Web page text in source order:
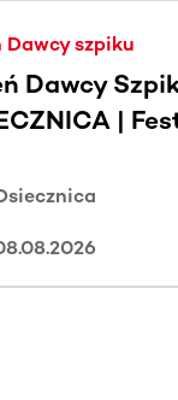
poziomie. Użyj
Dawcy szpiku
Dawcy
|